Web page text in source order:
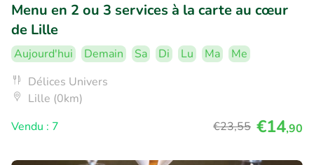
Menu en 2 ou 3 services à la carte au cœur
de Lille
Aujourd'hui Demain Sa Di Lu Ma
Me
Délices Univers
Lille (0km)
Vendu : 7
€23,55 €14,90